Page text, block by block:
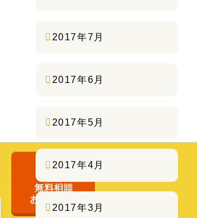
2017年7月
2017年6月
2017年5月
2017年4月
2017年3月